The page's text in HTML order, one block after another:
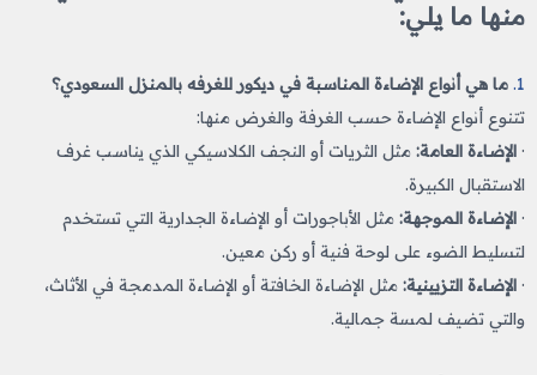
منها ما يلي:
1. ما هي أنواع الإضاءة المناسبة في ديكور للغرفه​ بالمنزل السعودي؟
تتنوع أنواع الإضاءة حسب الغرفة والغرض منها:
· الإضاءة العامة: مثل الثريات أو النجف الكلاسيكي الذي يناسب غرف
الاستقبال الكبيرة.
· الإضاءة الموجهة: مثل الأباجورات أو الإضاءة الجدارية التي تستخدم
لتسليط الضوء على لوحة فنية أو ركن معين.
· الإضاءة التزيينية: مثل الإضاءة الخافتة أو الإضاءة المدمجة في الأثاث،
والتي تضيف لمسة جمالية.